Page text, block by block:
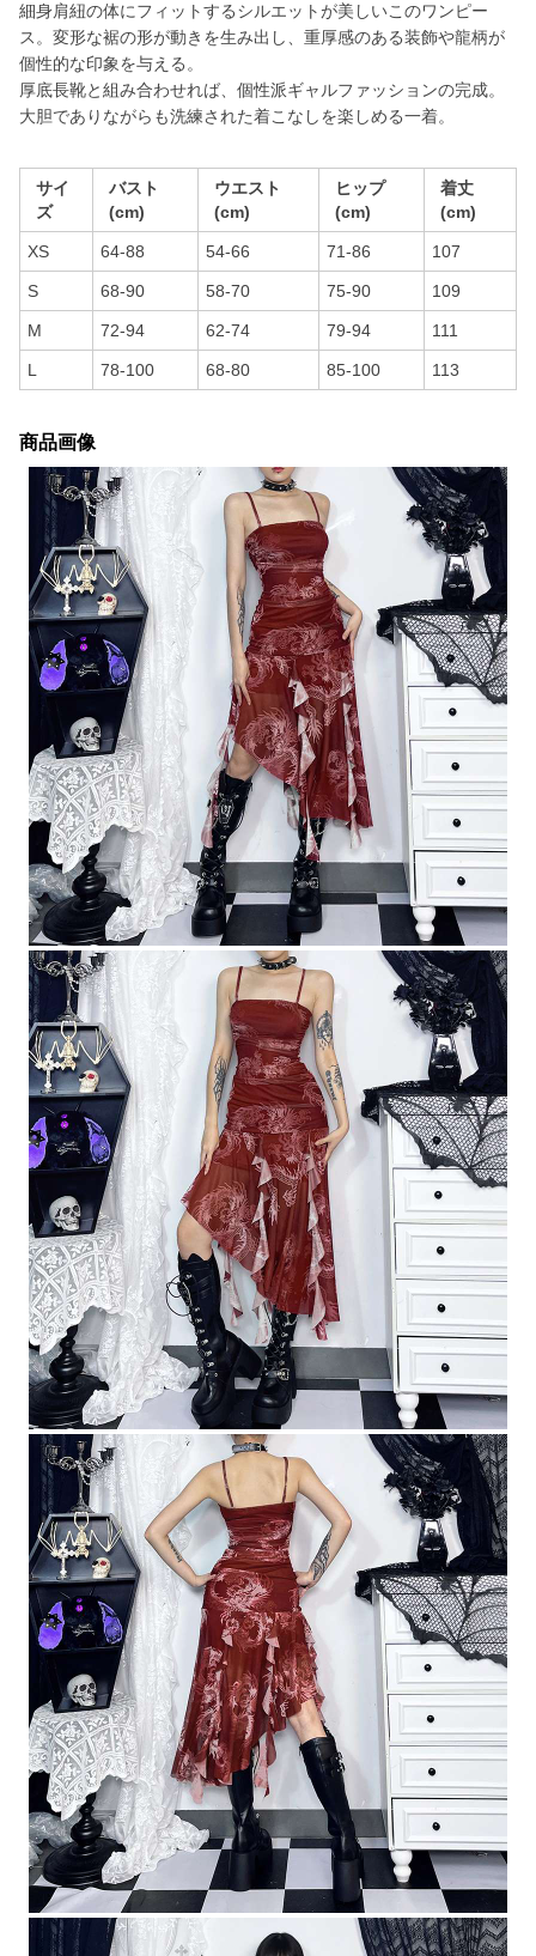
細身肩紐の体にフィットするシルエットが美しいこのワンピー
ス。変形な裾の形が動きを生み出し、重厚感のある装飾や龍柄が
個性的な印象を与える。
厚底長靴と組み合わせれば、個性派ギャルファッションの完成。
大胆でありながらも洗練された着こなしを楽しめる一着。
サイ
ズ
バスト
(cm)
ウエスト
(cm)
ヒップ
(cm)
着丈
(cm)
XS 64-88 54-66 71-86 107
S 68-90 58-70 75-90 109
M 72-94 62-74 79-94 111
L 78-100 68-80 85-100 113
商品画像